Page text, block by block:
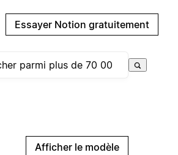
Essayer Notion gratuitement
Afficher le modèle